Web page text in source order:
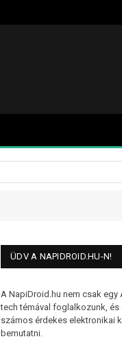
ÜDV A NAPIDROID.HU-N!
A NapiDroid.hu nem csak
tech témával foglalkozunk,
számos érdekes elektronikai
bemutatni.